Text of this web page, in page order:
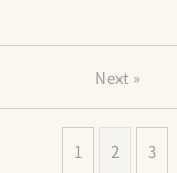
1 2 3
Next »